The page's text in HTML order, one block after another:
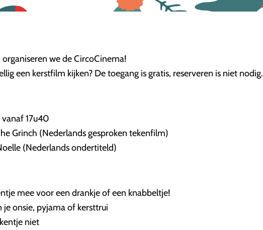
we de CircoCinema!
een kerstfilm kijken? De toegang is gratis, reserveren is niet nodig.
17u40
Grinch (Nederlands gesproken tekenfilm)
(Nederlands ondertiteld)
mee voor een drankje of een knabbeltje!
je onsie, pyjama of kersttrui
niet